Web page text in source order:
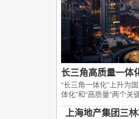
长三角高质量一体
“长三角一体化”上升为
体化”和“高质量”两个关
上海地产集团三